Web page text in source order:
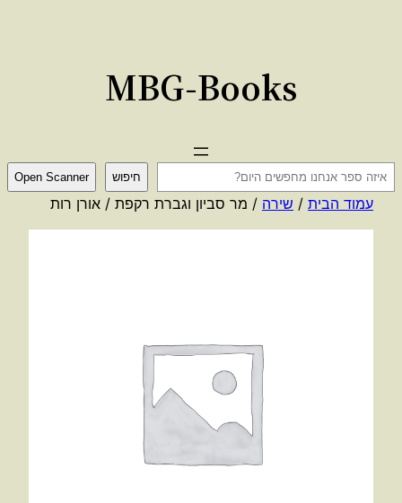
MBG-Books
ח
י
חיפוש Open Scanner
עמוד הבית / שירה / מר סביון וגברת רקפת / אורן רות